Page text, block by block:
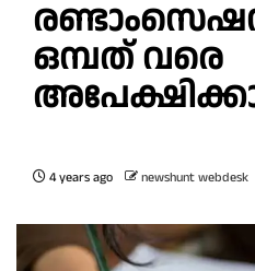
ഒമ്പത് വരെ
4 years ago newshunt webdesk